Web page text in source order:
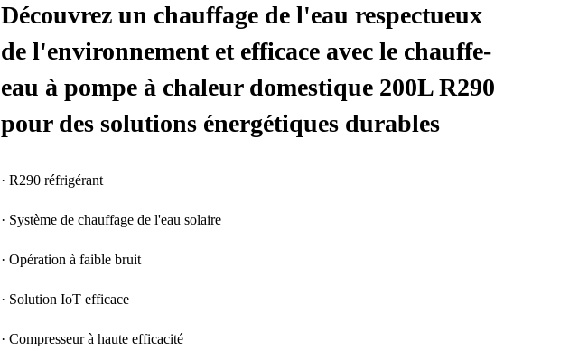
Découvrez un chauffage de l'eau respectueux
de l'environnement et efficace avec le chauffe-
eau à pompe à chaleur domestique 200L R290
pour des solutions énergétiques durables
· R290 réfrigérant
· Système de chauffage de l'eau solaire
· Opération à faible bruit
· Solution IoT efficace
· Compresseur à haute efficacité